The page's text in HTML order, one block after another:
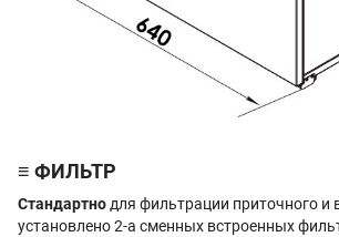
≡ ФИЛЬТР
Стандартно для фильтрации приточного и
установлено 2-а сменных встроенных